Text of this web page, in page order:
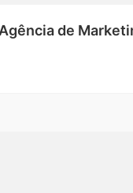
de